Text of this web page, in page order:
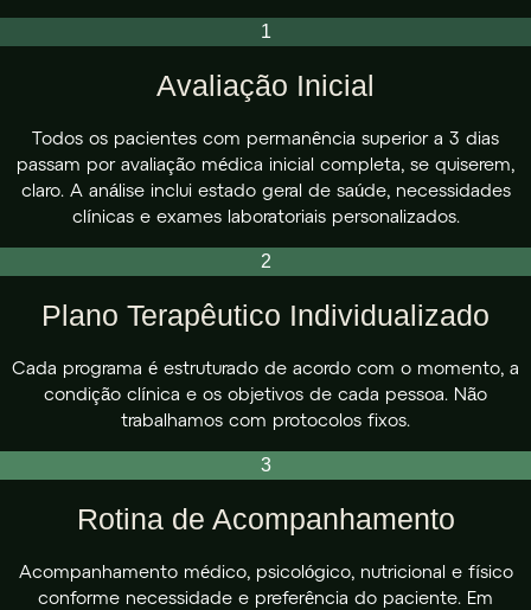
1
Avaliação Inicial
Todos os pacientes com permanência superior a 3 dias
passam por avaliação médica inicial completa, se quiserem,
claro. A análise inclui estado geral de saúde, necessidades
clínicas e exames laboratoriais personalizados.
2
Plano Terapêutico Individualizado
Cada programa é estruturado de acordo com o momento, a
condição clínica e os objetivos de cada pessoa. Não
trabalhamos com protocolos fixos.
3
Rotina de Acompanhamento
Acompanhamento médico, psicológico, nutricional e físico
conforme necessidade e preferência do paciente. Em